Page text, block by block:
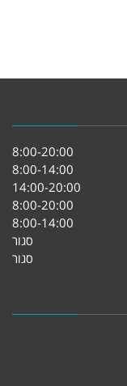
8:00-20:00
8:00-14:00
14:00-20:00
8:00-20:00
8:00-14:00
סגור
סגור